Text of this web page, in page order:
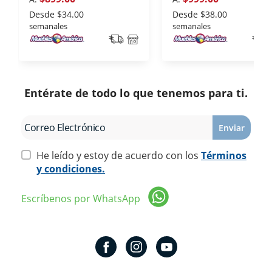
Desde $34.00
semanales
Desde $38.00
semanales
Entérate de todo lo que tenemos para ti.
Enviar
He leído y estoy de acuerdo con los Términos
y condiciones.
Escríbenos por WhatsApp